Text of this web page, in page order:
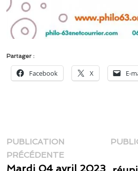
Partager :
Facebook X E-
Navigation
de
PUBLICATION
PRÉCÉDENTEPublication
précédente :
Mardi 04 avril 2023